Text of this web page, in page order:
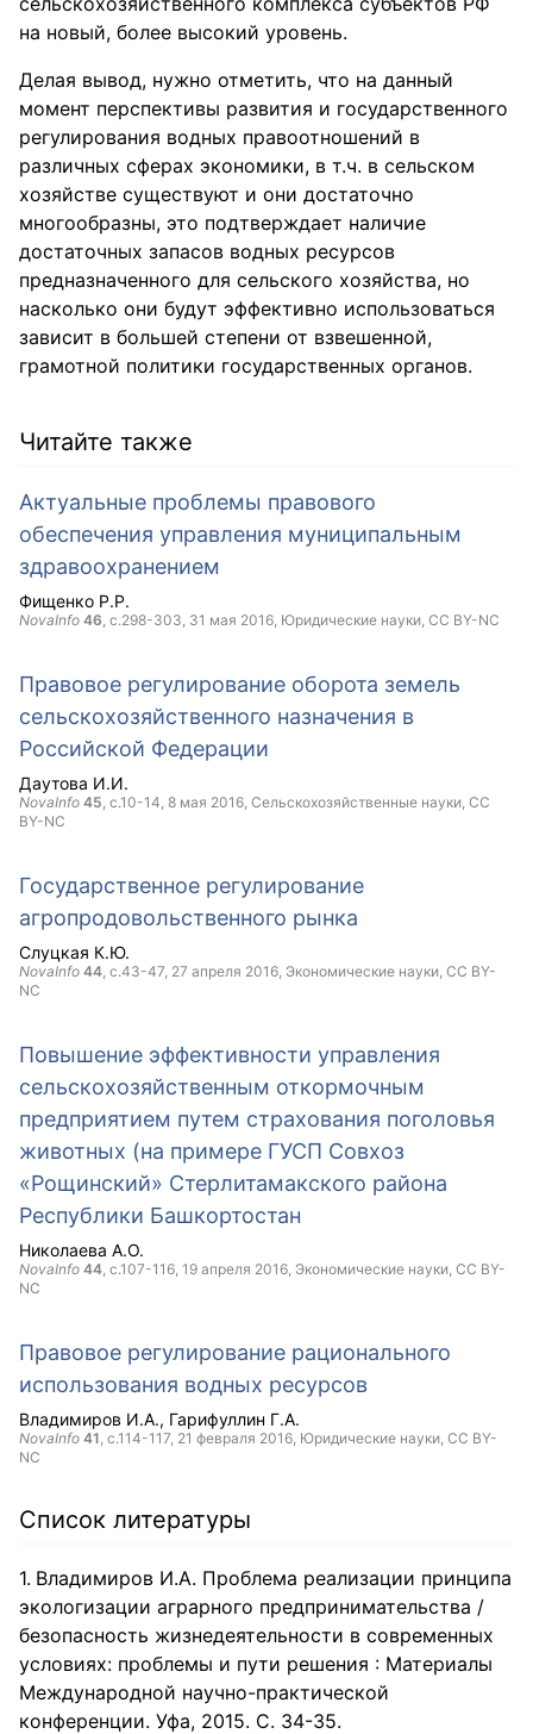
на новый, более высокий уровень.
Делая вывод, нужно отметить, что на данный
момент перспективы развития и государственного
регулирования водных правоотношений в
различных сферах экономики, в т.ч. в сельском
хозяйстве существуют и они достаточно
многообразны, это подтверждает наличие
достаточных запасов водных ресурсов
предназначенного для сельского хозяйства, но
насколько они будут эффективно использоваться
зависит в большей степени от взвешенной,
грамотной политики государственных органов.
Читайте также
Актуальные проблемы правового
обеспечения управления муниципальным
здравоохранением
Фищенко Р.Р.
NovaInfo 46, с.298-303, 31 мая 2016, Юридические науки, CC BY-NC
Правовое регулирование оборота земель
сельскохозяйственного назначения в
Российской Федерации
Даутова И.И.
NovaInfo 45, с.10-14, 8 мая 2016, Сельскохозяйственные науки, CC
BY-NC
Государственное регулирование
агропродовольственного рынка
Слуцкая К.Ю.
NovaInfo 44, с.43-47, 27 апреля 2016, Экономические науки, CC BY-
NC
Повышение эффективности управления
сельскохозяйственным откормочным
предприятием путем страхования поголовья
животных (на примере ГУСП Совхоз
«Рощинский» Стерлитамакского района
Республики Башкортостан
Николаева А.О.
NovaInfo 44, с.107-116, 19 апреля 2016, Экономические науки, CC BY-
NC
Правовое регулирование рационального
использования водных ресурсов
Владимиров И.А. Гарифуллин Г.А.
NovaInfo 41, с.114-117, 21 февраля 2016, Юридические науки, CC BY-
NC
Список литературы
Владимиров И.А. Проблема реализации принципа
экологизации аграрного предпринимательства /
безопасность жизнедеятельности в современных
условиях: проблемы и пути решения : Материалы
Международной научно-практической
конференции. Уфа, 2015. С. 34-35.